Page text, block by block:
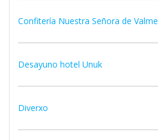
Confitería Nuestra Señora de Valme
Desayuno hotel Unuk
Diverxo